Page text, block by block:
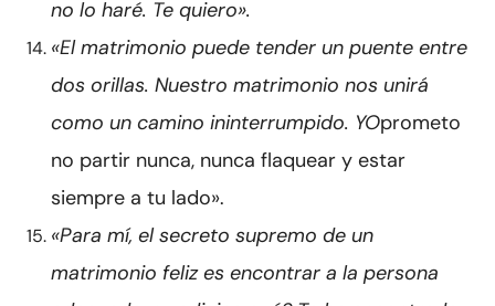
no lo haré. Te quiero».
«El matrimonio puede tender un puente entre
dos orillas. Nuestro matrimonio nos unirá
como un camino ininterrumpido. YOprometo
no partir nunca, nunca flaquear y estar
siempre a tu lado».
«Para mí, el secreto supremo de un
matrimonio feliz es encontrar a la persona